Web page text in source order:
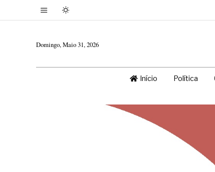
Domingo, Maio 31, 2026
Início Política